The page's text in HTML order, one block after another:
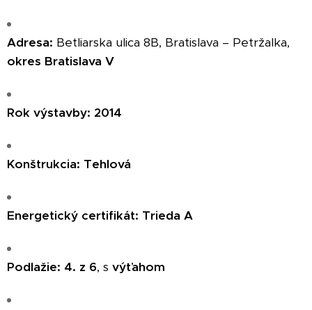
Adresa: Betliarska ulica 8B, Bratislava – Petržalka,
okres Bratislava V
Rok výstavby: 2014
Konštrukcia: Tehlová
Energetický certifikát: Trieda A
Podlažie: 4. z 6, s výťahom